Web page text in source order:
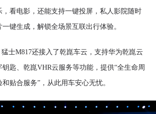
，看电影，还能支持一键投屏，私人影院随时
键生成，解锁全场景互联出行体验。
猛士M817还接入了乾崑车云，支持华为乾崑云
匙、乾崑VHR云服务等功能，提供“全生命周
贴合服务”，从此用车安心无忧。